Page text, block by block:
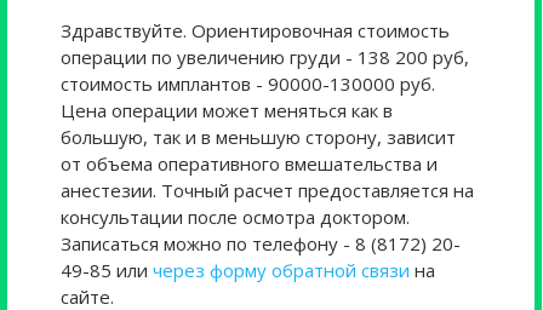
Здравствуйте. Ориентировочная стоимость
операции по увеличению груди - 138 200 руб,
стоимость имплантов - 90000-130000 руб.
Цена операции может меняться как в
большую, так и в меньшую сторону, зависит
от объема оперативного вмешательства и
анестезии. Точный расчет предоставляется на
консультации после осмотра доктором.
Записаться можно по телефону - 8 (8172) 20-
49-85 или через форму обратной связи на
сайте.